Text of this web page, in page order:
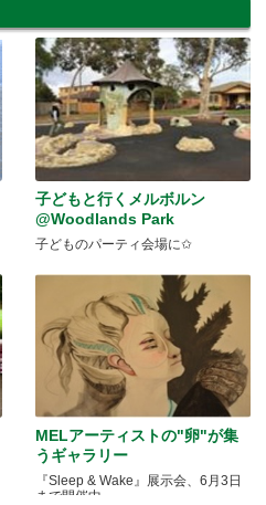
子どもと行くメルボルン
@Woodlands Park
子どものパーティ会場に✩
MELアーティストの"卵"が集
うギャラリー
『Sleep & Wake』展示会、6月3日
まで開催中